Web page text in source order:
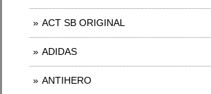
ACT SB ORIGINAL
ADIDAS
ANTIHERO